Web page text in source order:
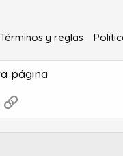
Términos y reglas
página
WhatsApp